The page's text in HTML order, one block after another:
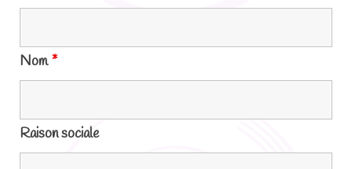
Nom*
Raison sociale